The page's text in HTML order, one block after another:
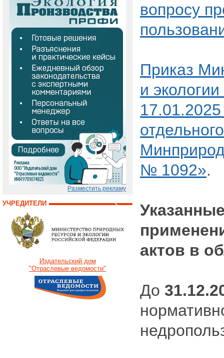
Разместить рекламу
УЧРЕДИТЕЛИ
Издательский дом
"Отраслевые ведомости"
вопросу
Приказ
и
№ 1092».
актов в
До